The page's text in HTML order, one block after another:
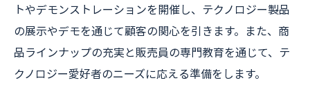
トやデモンストレーションを開催し、テクノロジー製品
の展示やデモを通じて顧客の関心を引きます。また、商
品ラインナップの充実と販売員の専門教育を通じて、テ
クノロジー愛好者のニーズに応える準備をします。